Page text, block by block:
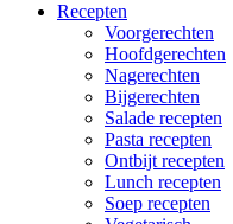
Recepten
Voorgerechten
Hoofdgerechten
Nagerechten
Bijgerechten
Salade recepten
Pasta recepten
Ontbijt recepten
Lunch recepten
Soep recepten